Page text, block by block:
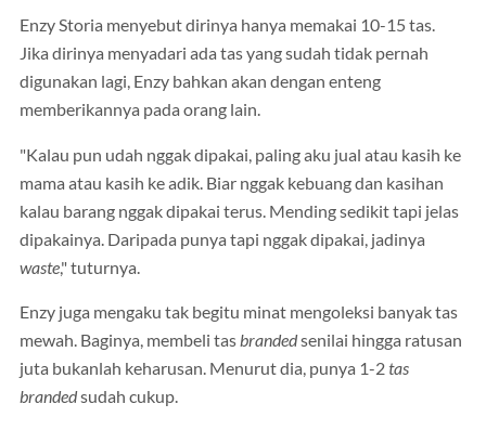
Enzy Storia menyebut dirinya hanya memakai 10-15 tas.
Jika dirinya menyadari ada tas yang sudah tidak pernah
digunakan lagi, Enzy bahkan akan dengan enteng
memberikannya pada orang lain.
"Kalau pun udah nggak dipakai, paling aku jual atau kasih ke
mama atau kasih ke adik. Biar nggak kebuang dan kasihan
kalau barang nggak dipakai terus. Mending sedikit tapi jelas
dipakainya. Daripada punya tapi nggak dipakai, jadinya
waste," tuturnya.
Enzy juga mengaku tak begitu minat mengoleksi banyak tas
mewah. Baginya, membeli tasbrandedsenilai hingga ratusan
juta bukanlah keharusan. Menurut dia, punya 1-2tas
brandedsudah cukup.